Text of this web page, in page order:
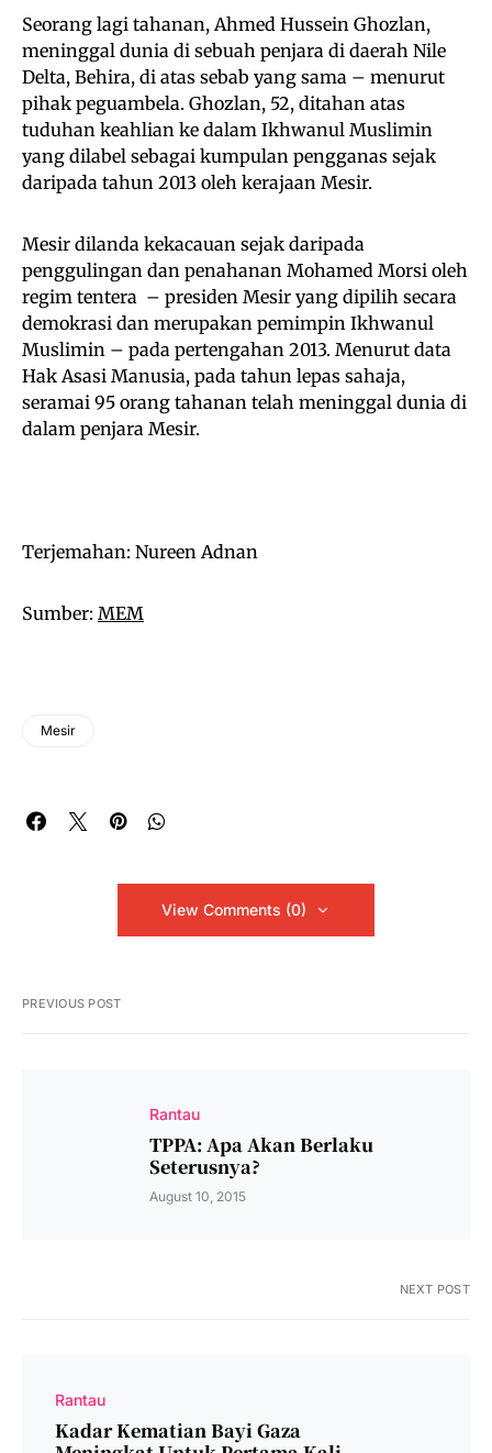
Seorang lagi tahanan, Ahmed Hussein Ghozlan,
meninggal dunia di sebuah penjara di daerah Nile
Delta, Behira, di atas sebab yang sama – menurut
pihak peguambela. Ghozlan, 52, ditahan atas
tuduhan keahlian ke dalam Ikhwanul Muslimin
yang dilabel sebagai kumpulan pengganas sejak
daripada tahun 2013 oleh kerajaan Mesir.
Mesir dilanda kekacauan sejak daripada
penggulingan dan penahanan Mohamed Morsi oleh
regim tentera – presiden Mesir yang dipilih secara
demokrasi dan merupakan pemimpin Ikhwanul
Muslimin – pada pertengahan 2013. Menurut data
Hak Asasi Manusia, pada tahun lepas sahaja,
seramai 95 orang tahanan telah meninggal dunia di
dalam penjara Mesir.
Terjemahan: Nureen Adnan
Sumber: MEM
Mesir
View Comments (0)
PREVIOUS POST
Rantau
TPPA: Apa Akan Berlaku
Seterusnya?
August 10, 2015
NEXT POST
Rantau
Kadar Kematian Bayi Gaza